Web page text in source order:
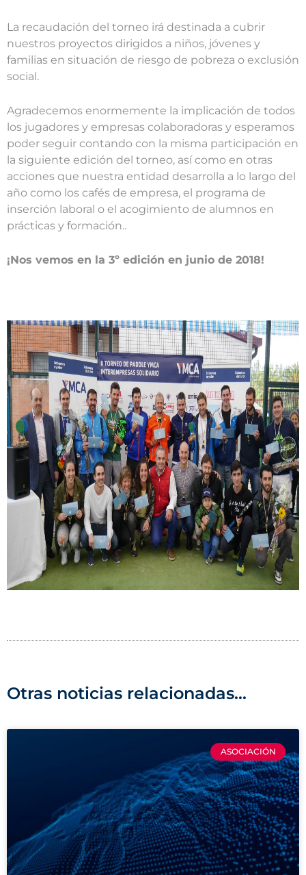
La recaudación del torneo irá destinada a cubrir
nuestros proyectos dirigidos a niños, jóvenes y
familias en situación de riesgo de pobreza o exclusión
social.
Agradecemos enormemente la implicación de todos
los jugadores y empresas colaboradoras y esperamos
poder seguir contando con la misma participación en
la siguiente edición del torneo, así como en otras
acciones que nuestra entidad desarrolla a lo largo del
año como los cafés de empresa, el programa de
inserción laboral o el acogimiento de alumnos en
prácticas y formación..
¡Nos vemos en la 3º edición en junio de 2018!
Otras noticias relacionadas...
ASOCIACIÓN